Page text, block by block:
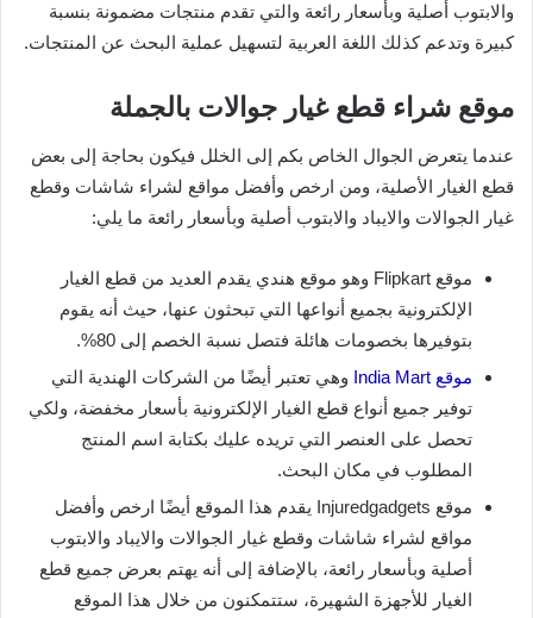
والابتوب أصلية وبأسعار رائعة والتي تقدم منتجات مضمونة بنسبة
كبيرة وتدعم كذلك اللغة العربية لتسهيل عملية البحث عن المنتجات.
موقع شراء قطع غيار جوالات بالجملة
عندما يتعرض الجوال الخاص بكم إلى الخلل فيكون بحاجة إلى بعض
قطع الغيار الأصلية، ومن ارخص وأفضل مواقع لشراء شاشات وقطع
غيار الجوالات والايباد والابتوب أصلية وبأسعار رائعة ما يلي:
موقع Flipkart وهو موقع هندي يقدم العديد من قطع الغيار
الإلكترونية بجميع أنواعها التي تبحثون عنها، حيث أنه يقوم
بتوفيرها بخصومات هائلة فتصل نسبة الخصم إلى 80%.
موقع India Mart
وهي تعتبر أيضًا من الشركات الهندية التي
توفير جميع أنواع قطع الغيار الإلكترونية بأسعار مخفضة، ولكي
تحصل على العنصر التي تريده عليك بكتابة اسم المنتج
المطلوب في مكان البحث.
موقع Injuredgadgets يقدم هذا الموقع أيضًا ارخص وأفضل
مواقع لشراء شاشات وقطع غيار الجوالات والايباد والابتوب
أصلية وبأسعار رائعة، بالإضافة إلى أنه يهتم بعرض جميع قطع
الغيار للأجهزة الشهيرة، ستتمكنون من خلال هذا الموقع